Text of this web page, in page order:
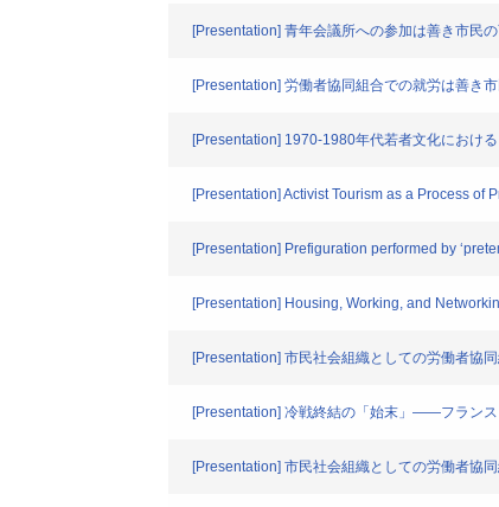
[Presentation] 青年会議所への参加は善き市民
[Presentation] 労働者協同組合での就労は善き
[Presentation] 1970-1980年代若者文化におけ
[Presentation] Activist Tourism as a Process of
[Presentation] Prefiguration performed by
[Presentation] Housing, Working, and
[Presentation] 市民社会組織としての労働者協
[Presentation] 冷戦終結の「始末」――フラン
[Presentation] 市民社会組織としての労働者協